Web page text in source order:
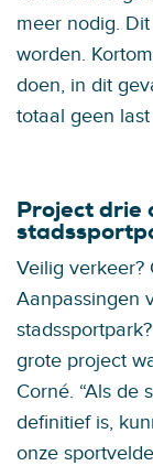
meer nodig.
worden.
doen, in dit
totaal geen
Project drie
Veilig verkeer?
Aanpassingen
grote project
Corné. “Als de
definitief is,
onze